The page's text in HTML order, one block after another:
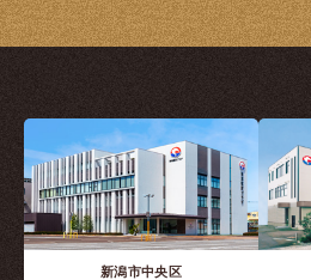
新潟市中央区